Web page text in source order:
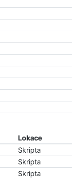
Lokace
Skripta
Skripta
Skripta